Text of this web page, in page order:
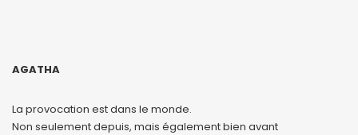
AGATHA
La provocation est dans le monde.
Non seulement depuis, mais également bien avant